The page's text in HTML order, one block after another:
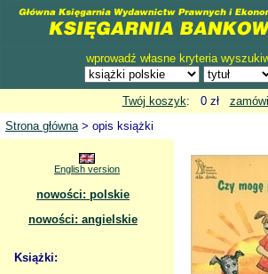
wprowadź własne kryteria
Twój koszyk: 0 zł
Strona główna> opis książki
English version
nowości: polskie
nowości: angielskie
Książki: